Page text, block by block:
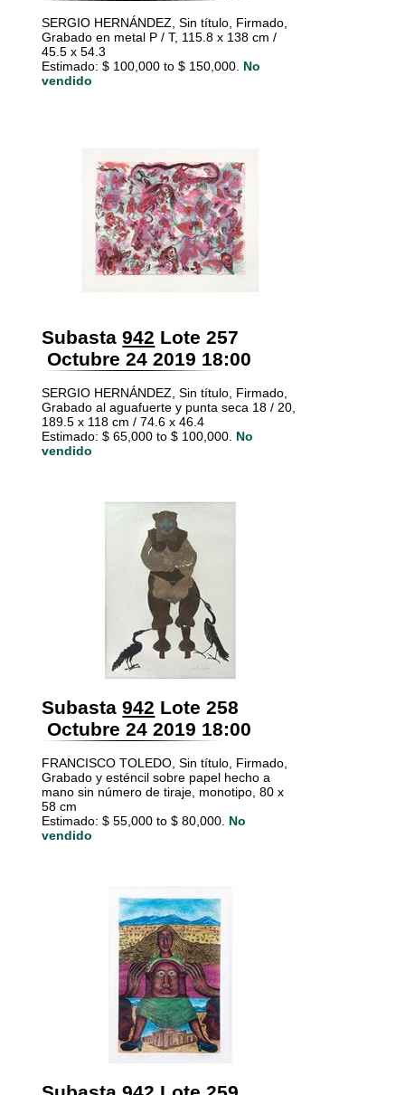
SERGIO HERNÁNDEZ, Sin título, Firmado,
Grabado en metal P / T, 115.8 x 138 cm /
45.5 x 54.3
Estimado: $ 100,000 to $ 150,000. No
vendido
Subasta 942 Lote 257
Octubre 24 2019 18:00
SERGIO HERNÁNDEZ, Sin título, Firmado,
Grabado al aguafuerte y punta seca 18 / 20,
189.5 x 118 cm / 74.6 x 46.4
Estimado: $ 65,000 to $ 100,000. No
vendido
Subasta 942 Lote 258
Octubre 24 2019 18:00
FRANCISCO TOLEDO, Sin título, Firmado,
Grabado y esténcil sobre papel hecho a
mano sin número de tiraje, monotipo, 80 x
58 cm
Estimado: $ 55,000 to $ 80,000. No
vendido